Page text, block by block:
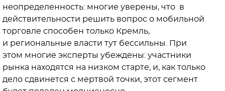
неопределенность: многие уверены, что в
действительности решить вопрос о мобильной
торговле способен только Кремль,
и региональные власти тут бессильны. При
этом многие эксперты убеждены: участники
рынка находятся на низком старте, и, как только
дело сдвинется с мертвой точки, этот сегмент